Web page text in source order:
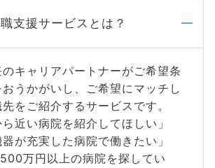
支援サービスとは？
キャリアパートナーがご希望条
うかがいし、ご希望にマッチし
をご紹介するサービスです。
ら近い病院を紹介してほしい」
器が充実した病院で働きたい」
万円以上の病院を探してい